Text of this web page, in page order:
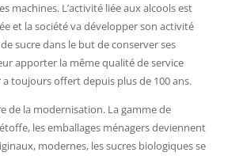
machines. L’activité liée aux alcools est
et la société va développer son activité
sucre dans le but de conserver ses
apporter la même qualité de service
a toujours offert depuis plus de 100 ans.
de la modernisation. La gamme de
les emballages ménagers deviennent
modernes, les sucres biologiques se